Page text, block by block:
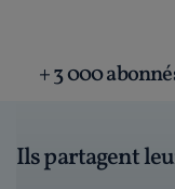
+ 3 000
Ils partagent